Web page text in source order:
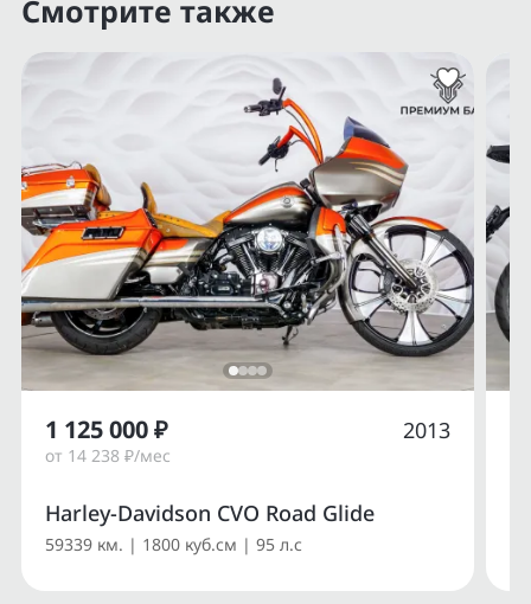
Смотрите также
Harley-Davidson CVO Road Glide
59339 км. | 1800 куб.см | 95 л.с
1 125 000 ₽
от 14 238 ₽/мес
2013